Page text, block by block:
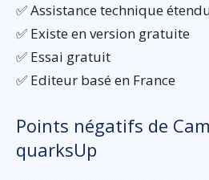
✅ Assistance technique
✅ Existe en version gratuite
✅ Essai gratuit
✅ Editeur basé en France
Points négatifs de
quarksUp